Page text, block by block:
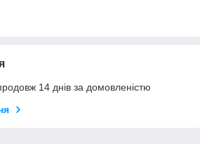
14 днів за домовленістю